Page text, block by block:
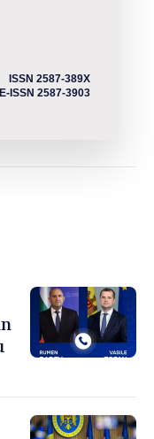
ISSN 2587-389X
E-ISSN 2587-3903